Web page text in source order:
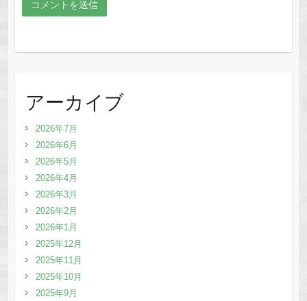
アーカイブ
2026年7月
2026年6月
2026年5月
2026年4月
2026年3月
2026年2月
2026年1月
2025年12月
2025年11月
2025年10月
2025年9月